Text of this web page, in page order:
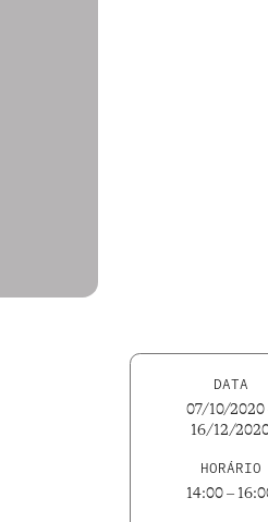
DATA
07/10/2020
16/12/
HORÁRIO
14:00 –